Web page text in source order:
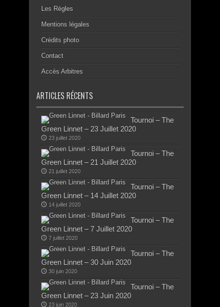
Les Règles
Mentions légales
Crédits photo
Contact
Accès Arbitres
ARTICLES RÉCENTS
Tournoi – The
Green Linnet – 23 Juillet 2020
23 juillet 2020
Tournoi – The
Green Linnet – 21 Juillet 2020
21 juillet 2020
Tournoi – The
Green Linnet – 14 Juillet 2020
14 juillet 2020
Tournoi – The
Green Linnet – 7 Juillet 2020
7 juillet 2020
Tournoi – The
Green Linnet – 30 Juin 2020
30 juin 2020
Tournoi – The
Green Linnet – 23 Juin 2020
23 juin 2020